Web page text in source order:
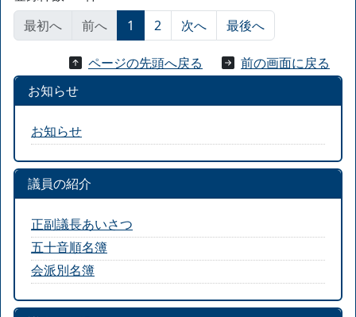
最初へ
前へ 1 2 次へ 最後へ
ページの先頭へ戻る
前の画面に戻る
お知らせ
お知らせ
議員の紹介
正副議長あいさつ
五十音順名簿
会派別名簿